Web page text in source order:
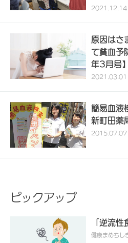
2021.12.14 /
原因はさ
て貧血予
年3月号】
2021.03.01
簡易血液
新町田薬
2015.07.07 /
ピックアップ
「逆流
健康まめちし